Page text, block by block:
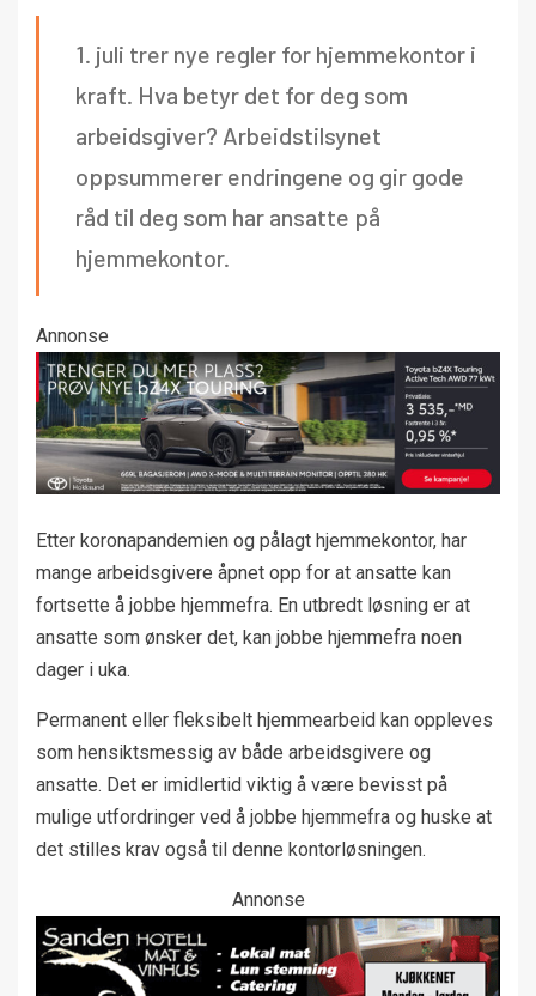
1. juli trer nye regler for hjemmekontor i
kraft. Hva betyr det for deg som
arbeidsgiver? Arbeidstilsynet
oppsummerer endringene og gir gode
råd til deg som har ansatte på
hjemmekontor.
Annonse
Etter koronapandemien og pålagt hjemmekontor, har
mange arbeidsgivere åpnet opp for at ansatte kan
fortsette å jobbe hjemmefra. En utbredt løsning er at
ansatte som ønsker det, kan jobbe hjemmefra noen
dager i uka.
Permanent eller fleksibelt hjemmearbeid kan oppleves
som hensiktsmessig av både arbeidsgivere og
ansatte. Det er imidlertid viktig å være bevisst på
mulige utfordringer ved å jobbe hjemmefra og huske at
det stilles krav også til denne kontorløsningen.
Annonse